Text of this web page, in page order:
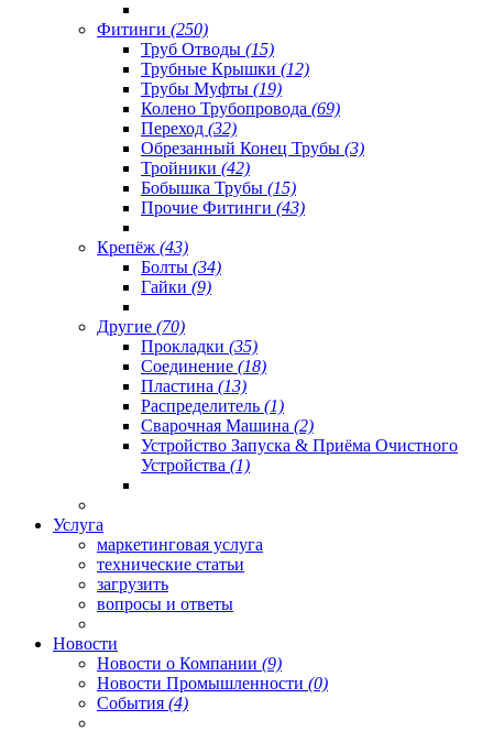
Фитинги (250)
Труб Отводы (15)
Трубные Крышки (12)
Трубы Муфты (19)
Колено Трубопровода (69)
Переход (32)
Обрезанный Конец Трубы (3)
Тройники (42)
Бобышка Трубы (15)
Прочие Фитинги (43)
Крепёж (43)
Болты (34)
Гайки (9)
Другие (70)
Прокладки (35)
Соединение (18)
Пластина (13)
Распределитель (1)
Сварочная Машина (2)
Устройство Запуска & Приёма Очистного
Устройства (1)
Услуга
маркетинговая услуга
технические статьи
загрузить
вопросы и ответы
Новости
Новости о Компании (9)
Новости Промышленности (0)
События (4)